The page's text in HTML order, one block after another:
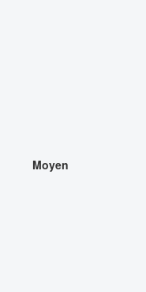
Moyen